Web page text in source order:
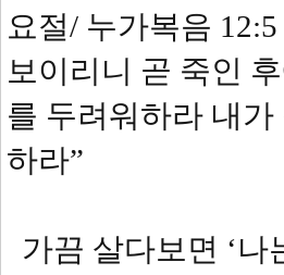
요절/ 누가복음
보이리니 곧 죽인
를 두려워하라 내
하라”
가끔 살다보면 ‘